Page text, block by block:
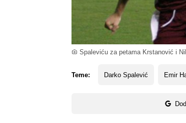
Spaleviću za petama Krstanović i
Teme: Darko Spalević Emir